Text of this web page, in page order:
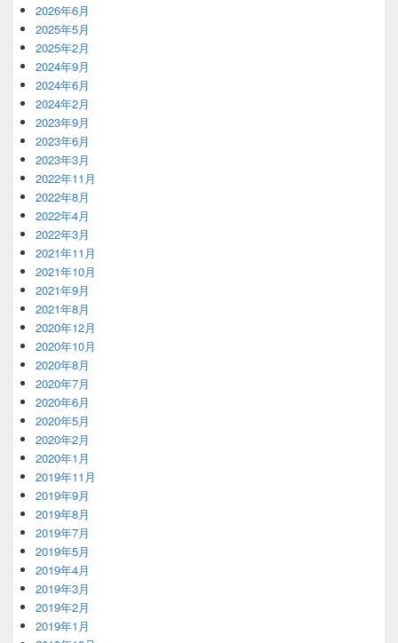
2026年6月
2025年5月
2025年2月
2024年9月
2024年6月
2024年2月
2023年9月
2023年6月
2023年3月
2022年11月
2022年8月
2022年4月
2022年3月
2021年11月
2021年10月
2021年9月
2021年8月
2020年12月
2020年10月
2020年8月
2020年7月
2020年6月
2020年5月
2020年2月
2020年1月
2019年11月
2019年9月
2019年8月
2019年7月
2019年5月
2019年4月
2019年3月
2019年2月
2019年1月